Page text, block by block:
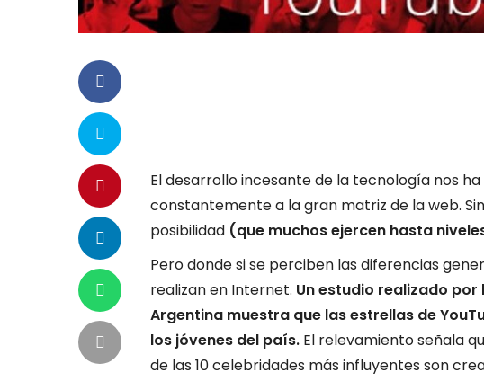
El desarrollo incesante de la tecnología nos
constantemente a la gran matriz de la web.
posibilidad (que muchos ejercen hasta
Pero donde si se perciben las diferencias
realizan en Internet. Un estudio realizado
Argentina muestra que las estrellas de
los jóvenes del país. El relevamiento señala
de las 10 celebridades más influyentes son